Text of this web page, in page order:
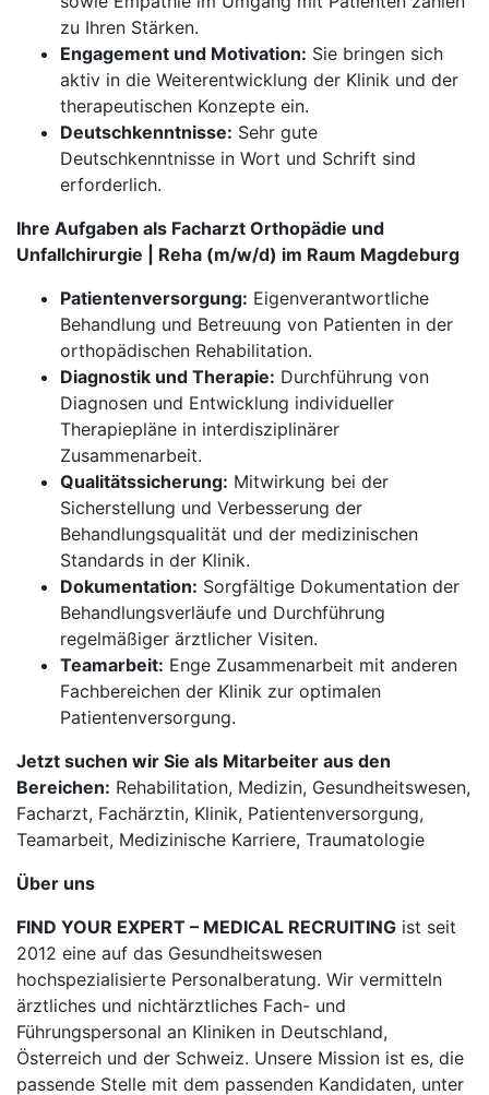
zu Ihren Stärken.
Engagement und Motivation: Sie bringen sich
aktiv in die Weiterentwicklung der Klinik und der
therapeutischen Konzepte ein.
Deutschkenntnisse: Sehr gute
Deutschkenntnisse in Wort und Schrift sind
erforderlich.
Ihre Aufgaben als Facharzt Orthopädie und
Unfallchirurgie | Reha (m/w/d) im Raum Magdeburg
Patientenversorgung: Eigenverantwortliche
Behandlung und Betreuung von Patienten in der
orthopädischen Rehabilitation.
Diagnostik und Therapie: Durchführung von
Diagnosen und Entwicklung individueller
Therapiepläne in interdisziplinärer
Zusammenarbeit.
Qualitätssicherung: Mitwirkung bei der
Sicherstellung und Verbesserung der
Behandlungsqualität und der medizinischen
Standards in der Klinik.
Dokumentation: Sorgfältige Dokumentation der
Behandlungsverläufe und Durchführung
regelmäßiger ärztlicher Visiten.
Teamarbeit: Enge Zusammenarbeit mit anderen
Fachbereichen der Klinik zur optimalen
Patientenversorgung.
Jetzt suchen wir Sie als Mitarbeiter aus den
Bereichen: Rehabilitation, Medizin, Gesundheitswesen,
Facharzt, Fachärztin, Klinik, Patientenversorgung,
Teamarbeit, Medizinische Karriere, Traumatologie
Über uns
FIND YOUR EXPERT – MEDICAL RECRUITING ist seit
2012 eine auf das Gesundheitswesen
hochspezialisierte Personalberatung. Wir vermitteln
ärztliches und nichtärztliches Fach- und
Führungspersonal an Kliniken in Deutschland,
Österreich und der Schweiz. Unsere Mission ist es, die
passende Stelle mit dem passenden Kandidaten, unter